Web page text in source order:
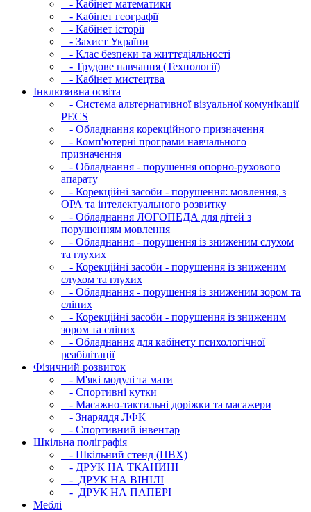
- Кабінет математики
- Кабінет географії
- Кабінет історії
- Захист України
- Клас безпеки та життєдіяльності
- Трудове навчання (Технології)
- Кабінет мистецтва
Інклюзивна освіта
- Система альтернативної візуальної комунікації
PECS
- Обладнання корекційного призначення
- Комп'ютерні програми навчального
призначення
- Обладнання - порушення опорно-рухового
апарату
- Корекційні засоби - порушення: мовлення, з
ОРА та інтелектуального розвитку
- Обладнання ЛОГОПЕДА для дітей з
порушенням мовлення
- Обладнання - порушення із зниженим слухом
та глухих
- Корекційні засоби - порушення із зниженим
слухом та глухих
- Обладнання - порушення із зниженим зором та
сліпих
- Корекційні засоби - порушення із зниженим
зором та сліпих
- Обладнання для кабінету психологічної
реабілітації
Фізичний розвиток
- М'які модулi та мати
- Спортивні кутки
- Масажно-тактильні доріжки та масажери
- Знаряддя ЛФК
- Спортивний інвентар
Шкільна поліграфія
- Шкільний стенд (ПВХ)
- ДРУК НА ТКАНИНІ
- ДРУК НА ВІНІЛІ
- ДРУК НА ПАПЕРІ
Меблі